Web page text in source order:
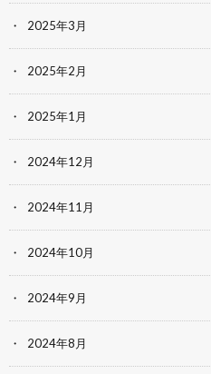
2025年3月
2025年2月
2025年1月
2024年12月
2024年11月
2024年10月
2024年9月
2024年8月